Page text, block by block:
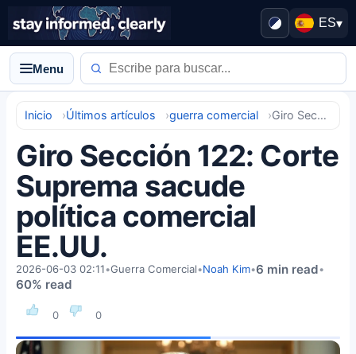
ES▾
Menu
Inicio Últimos artículos guerra comercial Giro Sección 122: Corte Suprema sacude política comercial EE.UU.
Giro Sección 122: Corte
Suprema sacude
política comercial
EE.UU.
0 0
2026-06-03 02:11•Guerra Comercial•Noah Kim•6 min read•
60% read